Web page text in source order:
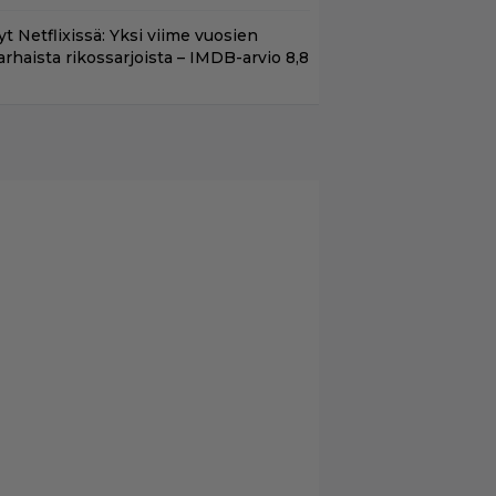
Netflixissä: Yksi viime vuosien
rikossarjoista – IMDB-arvio 8,8